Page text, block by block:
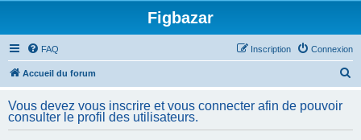
Figbazar
FAQ Connexion
Inscription
Accueil du forum
h
Vous devez vous inscrire et vous connecter afin de pouvoir
consulter le profil des utilisateurs.